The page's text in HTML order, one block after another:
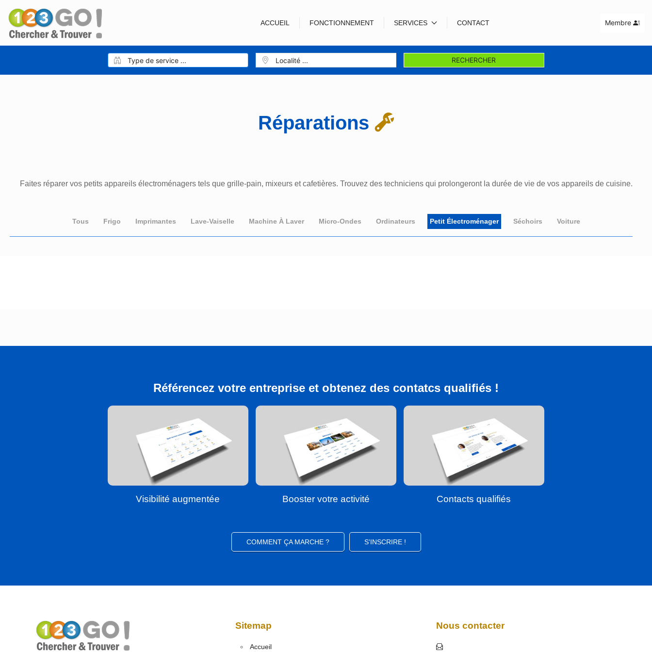
ACCUEIL FONCTIONNEMENT SERVICES CONTACT Membre
RECHERCHER
Réparations
Faites réparer vos petits appareils électroménagers tels que grille-pain, mixeurs et cafetières. Trouvez des techniciens qui prolongeront la durée de vie de vos appareils de cuisine.
Tous Frigo Imprimantes Lave-Vaiselle Machine À Laver Micro-Ondes Ordinateurs Petit Électroménager Séchoirs Voiture
Référencez votre entreprise et obtenez des contatcs qualifiés !
Visibilité augmentée Booster votre activité Contacts qualifiés
COMMENT ÇA MARCHE ? S'INSCRIRE !
Sitemap
Accueil
Nous contacter